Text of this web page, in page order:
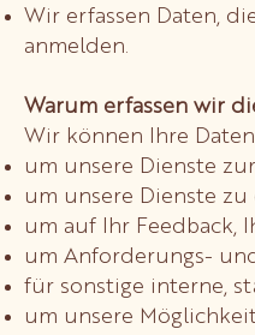
Wir erfassen Daten,
anmelden.
Warum erfassen wir
Wir können Ihre
um unsere Dienste
um unsere Dienste zu
um auf Ihr Feedback,
um Anforderungs-
für sonstige interne,
um unsere